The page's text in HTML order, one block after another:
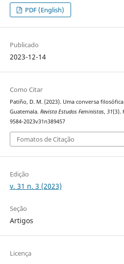
PDF (English)
Publicado
2023-12-14
Como Citar
Patiño, D. M. (2023). Uma conversa
Guatemala. Revista Estudos Feministas, 31(3).
9584-2023v31n389457
Fomatos de Citação
Edição
v. 31 n. 3 (2023)
Seção
Artigos
Licença